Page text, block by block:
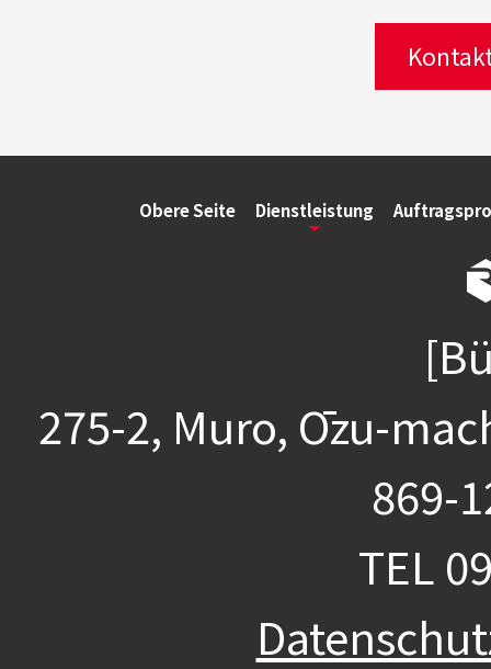
Obere Seite Dienstleistung
275-2, Muro, Ōzu-
869-
TEL